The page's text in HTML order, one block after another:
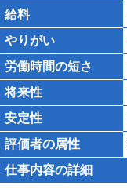
給料
やりがい
労働時間の短さ
将来性
安定性
評価者の属性
仕事内容の詳細